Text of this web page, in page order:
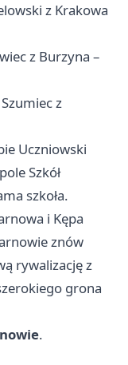
z Krakowa
z Burzyna –
z
Uczniowski
Szkół
szkoła.
i Kępa
znów
rywalizację z
grona
.